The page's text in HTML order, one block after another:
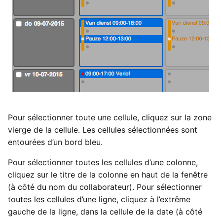
Pour sélectionner toute une cellule, cliquez sur la zone
vierge de la cellule. Les cellules sélectionnées sont
entourées d’un bord bleu.
Pour sélectionner toutes les cellules d’une colonne,
cliquez sur le titre de la colonne en haut de la fenêtre
(à côté du nom du collaborateur). Pour sélectionner
toutes les cellules d’une ligne, cliquez à l’extrême
gauche de la ligne, dans la cellule de la date (à côté